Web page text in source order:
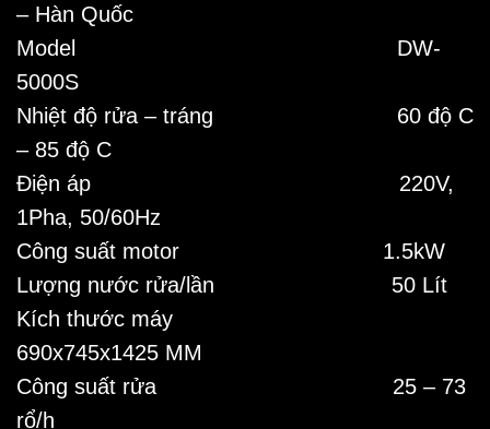
– Hàn Quốc
Model DW-
5000S
Nhiệt độ rửa – tráng 60 độ C
– 85 độ C
Điện áp 220V,
1Pha, 50/60Hz
Công suất motor 1.5kW
Lượng nước rửa/lần 50 Lít
Kích thước máy
690x745x1425 MM
Công suất rửa 25 – 73
rổ/h